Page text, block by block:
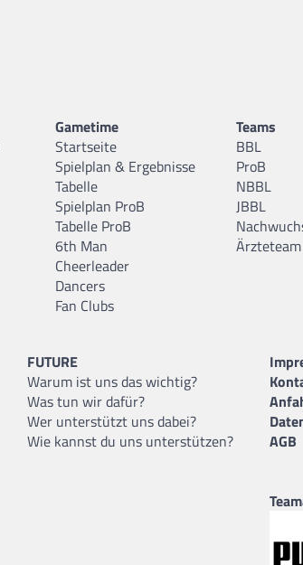
Gametime
Startseite
Spielplan & Ergebnisse
Tabelle
Spielplan ProB
Tabelle ProB
6th Man
Cheerleader
Dancers
Fan Clubs
Teams
BBL
ProB
NBBL
JBBL
Ärzteteam
FUTURE
Warum ist uns das wichtig?
Was tun wir dafür?
Wer unterstützt uns dabei?
Wie kannst du uns unterstützen?
AGB